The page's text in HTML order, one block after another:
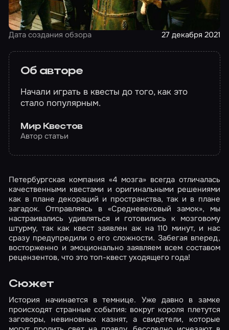
Дата создания обзора 27 декабря 2021
Об авторе
Начали играть в квесты до того, как это
стало популярным.
Мир Квестов
Автор статьи
Петербургская компания «4 мозга» всегда отличалась
качественными квестами и оригинальными решениями
как в плане декораций и пространства, так и в плане
загадок. Отправляясь в «Средневековый замок», мы
настраивались удивляться и готовились к мозговому
штурму, так как квест заявлен аж на 110 минут, и нас
сразу предупредили о его сложности. Забегая вперед,
восторженно и эмоционально заявляем всем составом
рецензентов, что это топ-квест уходящего года!
Сюжет
История начинается в темнице. Уже давно в замке
происходят странные события: вокруг короля плетутся
заговоры, невиновных казнят, а свидетели, которые